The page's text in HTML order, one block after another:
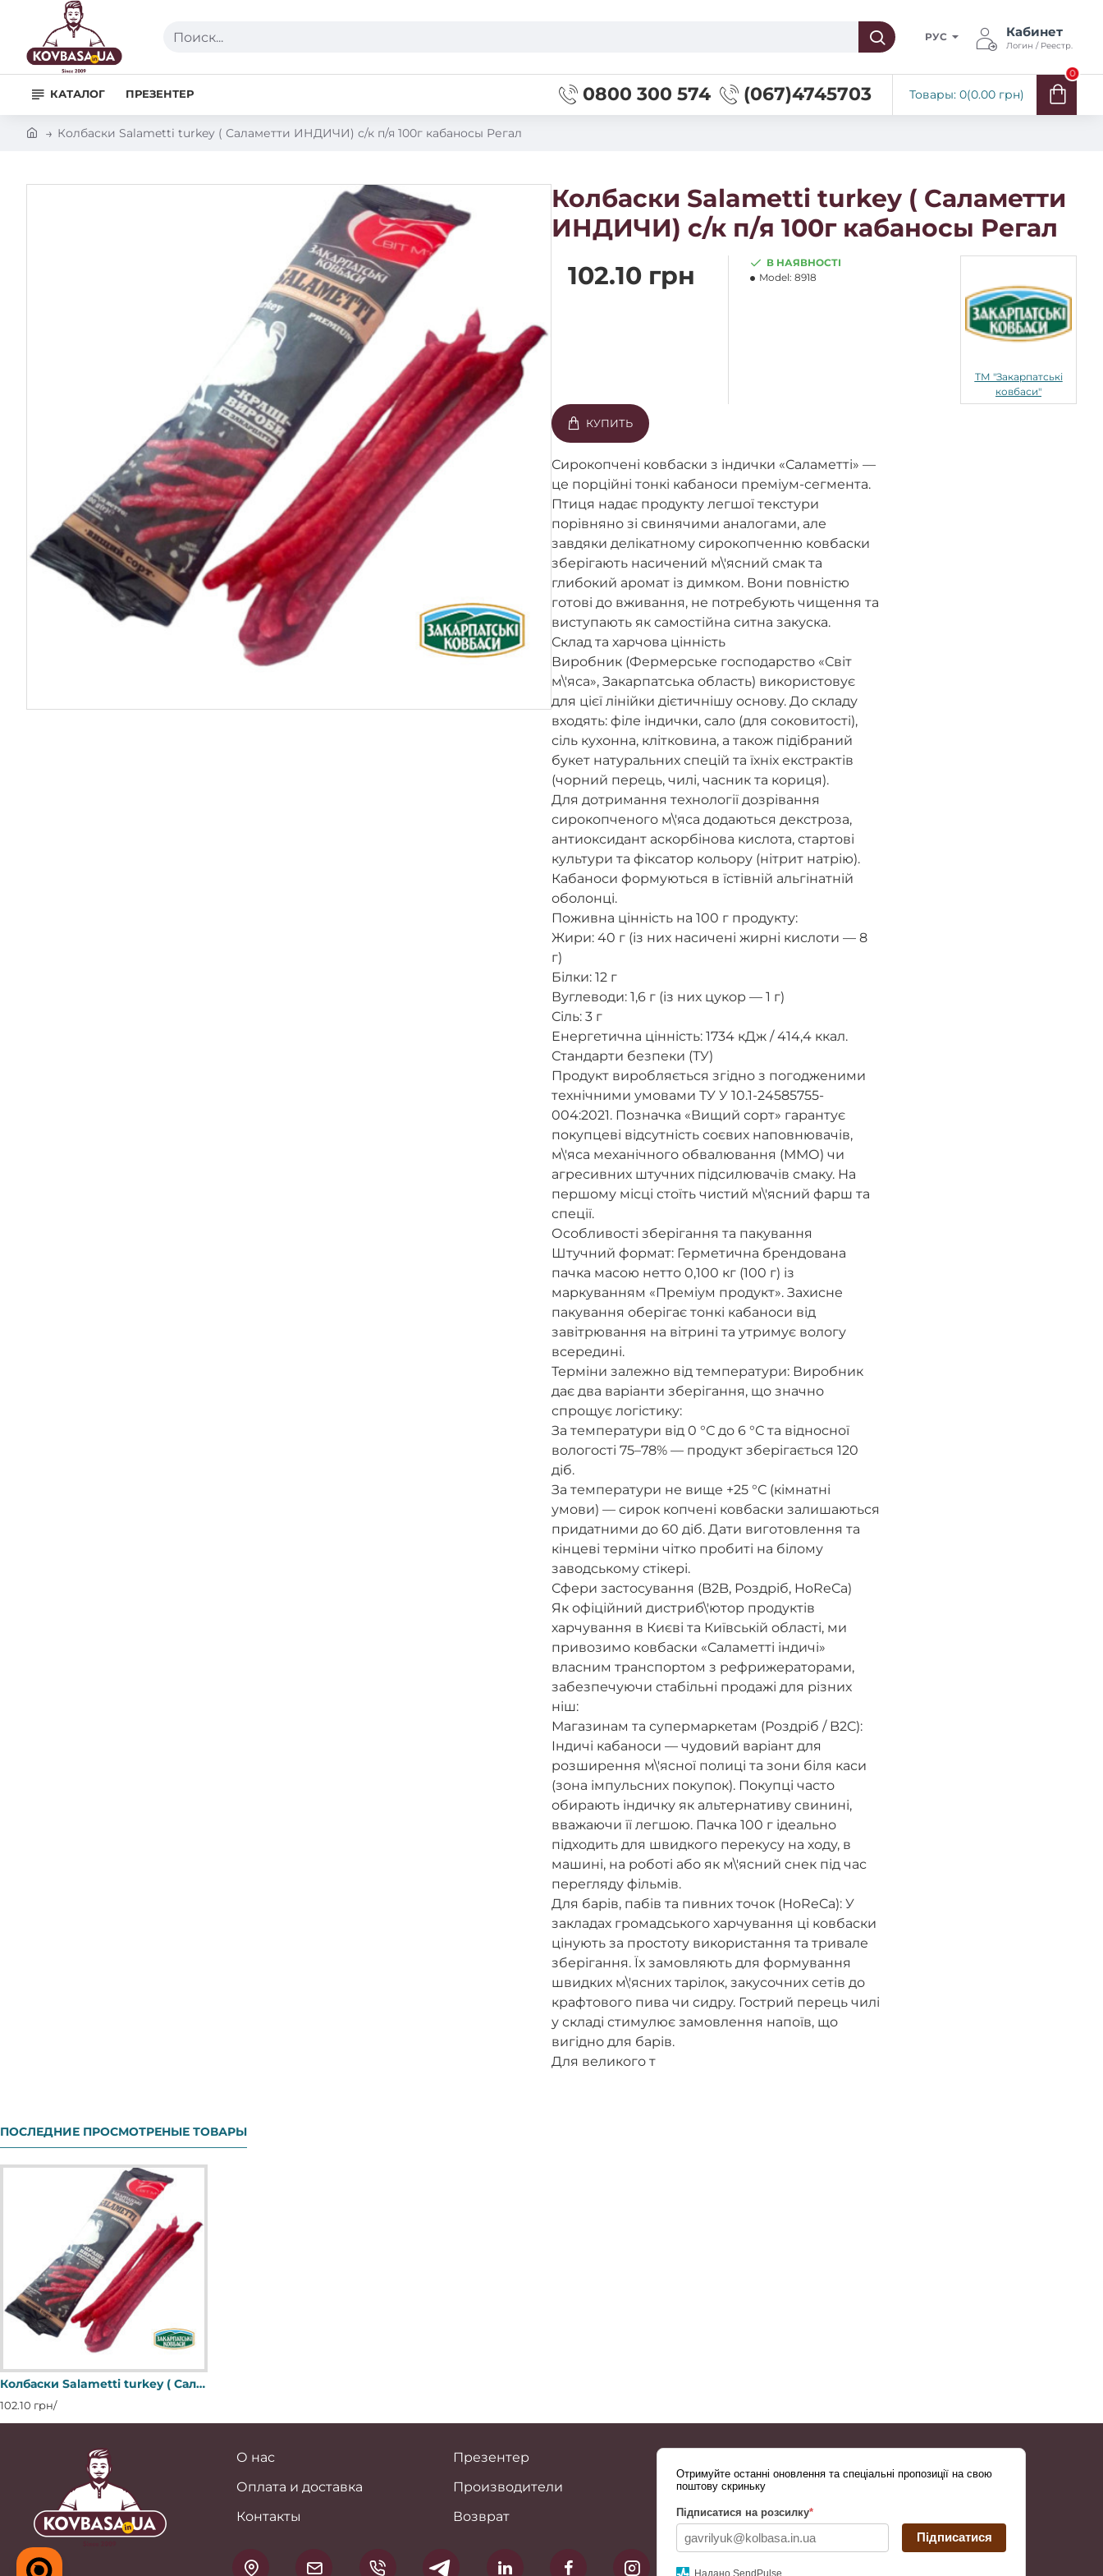
Поиск...
РУС Кабинет
Логин / Реестр.
КАТАЛОГ ПРЕЗЕНТЕР 0800 300 574 (067)4745703 Товары: 0(0.00 грн)
0
e
Колбаски Salametti turkey ( Саламетти ИНДИЧИ) с/к п/я 100г кабаносы Регал
Колбаски Salametti turkey ( Саламетти
ИНДИЧИ) с/к п/я 100г кабаносы Регал
102.10 грн
В НАЯВНОСТІ
Model: 8918
ТМ "Закарпатські
ковбаси"
КУПИТЬ
Сирокопчені ковбаски з індички «Саламетті» —
це порційні тонкі кабаноси преміум-сегмента.
Птиця надає продукту легшої текстури
порівняно зі свинячими аналогами, але
завдяки делікатному сирокопченню ковбаски
зберігають насичений м\'ясний смак та
глибокий аромат із димком. Вони повністю
готові до вживання, не потребують чищення та
виступають як самостійна ситна закуска.
Склад та харчова цінність
Виробник (Фермерське господарство «Світ
м\'яса», Закарпатська область) використовує
для цієї лінійки дієтичнішу основу. До складу
входять: філе індички, сало (для соковитості),
сіль кухонна, клітковина, а також підібраний
букет натуральних спецій та їхніх екстрактів
(чорний перець, чилі, часник та кориця).
Для дотримання технології дозрівання
сирокопченого м\'яса додаються декстроза,
антиоксидант аскорбінова кислота, стартові
культури та фіксатор кольору (нітрит натрію).
Кабаноси формуються в їстівній альгінатній
оболонці.
Поживна цінність на 100 г продукту:
Жири: 40 г (із них насичені жирні кислоти — 8
г)
Білки: 12 г
Вуглеводи: 1,6 г (із них цукор — 1 г)
Сіль: 3 г
Енергетична цінність: 1734 кДж / 414,4 ккал.
Стандарти безпеки (ТУ)
Продукт виробляється згідно з погодженими
технічними умовами ТУ У 10.1-24585755-
004:2021. Позначка «Вищий сорт» гарантує
покупцеві відсутність соєвих наповнювачів,
м\'яса механічного обвалювання (ММО) чи
агресивних штучних підсилювачів смаку. На
першому місці стоїть чистий м\'ясний фарш та
спеції.
Особливості зберігання та пакування
Штучний формат: Герметична брендована
пачка масою нетто 0,100 кг (100 г) із
маркуванням «Преміум продукт». Захисне
пакування оберігає тонкі кабаноси від
завітрювання на вітрині та утримує вологу
всередині.
Терміни залежно від температури: Виробник
дає два варіанти зберігання, що значно
спрощує логістику:
За температури від 0 °С до 6 °С та відносної
вологості 75–78% — продукт зберігається 120
діб.
За температури не вище +25 °С (кімнатні
умови) — сирок копчені ковбаски залишаються
придатними до 60 діб. Дати виготовлення та
кінцеві терміни чітко пробиті на білому
заводському стікері.
Сфери застосування (B2B, Роздріб, HoReCa)
Як офіційний дистриб\'ютор продуктів
харчування в Києві та Київській області, ми
привозимо ковбаски «Саламетті індичі»
власним транспортом з рефрижераторами,
забезпечуючи стабільні продажі для різних
ніш:
Магазинам та супермаркетам (Роздріб / B2C):
Індичі кабаноси — чудовий варіант для
розширення м\'ясної полиці та зони біля каси
(зона імпульсних покупок). Покупці часто
обирають індичку як альтернативу свинині,
вважаючи її легшою. Пачка 100 г ідеально
підходить для швидкого перекусу на ходу, в
машині, на роботі або як м\'ясний снек під час
перегляду фільмів.
Для барів, пабів та пивних точок (HoReCa): У
закладах громадського харчування ці ковбаски
цінують за простоту використання та тривале
зберігання. Їх замовляють для формування
швидких м\'ясних тарілок, закусочних сетів до
крафтового пива чи сидру. Гострий перець чилі
у складі стимулює замовлення напоїв, що
вигідно для барів.
Для великого т
ПОСЛЕДНИЕ ПРОСМОТРЕНЫЕ ТОВАРЫ
Колбаски Salametti turkey ( Саламетти ИНДИЧИ) с/к п/я 100г кабаносы Регал
102.10 грн/
О нас
Оплата и доставка
Контакты
Презентер
Производители
Возврат
Отримуйте останні оновлення та спеціальні пропозиції на свою
поштову скриньку
Підписатися на розсилку*
Підписатися
Надано SendPulse